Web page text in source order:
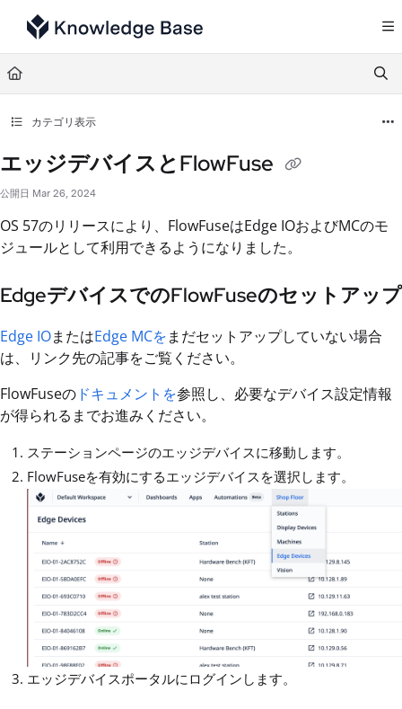
Documentation Index
Fetch the complete documentation index at:
Use this file to discover all available pages before exploring further.
カテゴリ表示
エッジデバイスとFlowFuse
公開日 Mar 26, 2024
OS 57のリリースにより、FlowFuseはEdge IOおよびMCのモ
ジュールとして利用できるようになりました。
EdgeデバイスでのFlowFuseのセットアップ
Edge IOまたはEdge MCをまだセットアップしていない場合
は、リンク先の記事をご覧ください。
FlowFuseの ドキュメントを参照し、必要なデバイス設定情報
が得られるまでお進みください。
ステーションページのエッジデバイスに移動します。
FlowFuseを有効にするエッジデバイスを選択します。
エッジデバイスポータルにログインします。